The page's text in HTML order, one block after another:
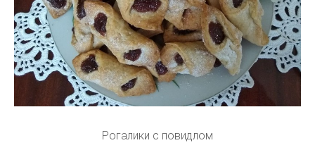
Рогалики с повидлом